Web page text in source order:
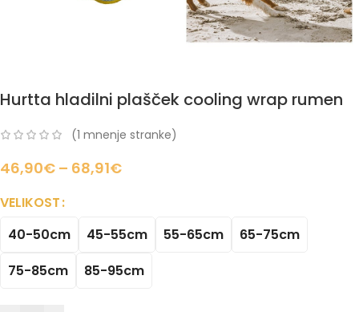
Hurtta hladilni plašček cooling wrap rumen
(1 mnenje stranke)
46,90€ – 68,91€
VELIKOST
40-50cm
45-55cm 55-65cm
65-75cm
75-85cm
85-95cm